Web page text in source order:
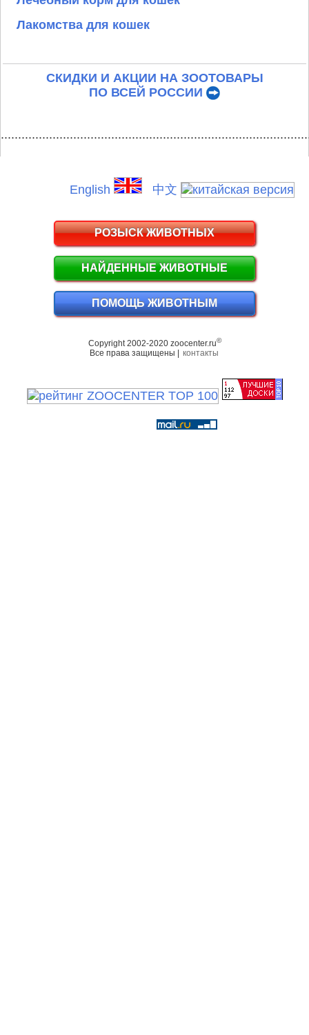
Лакомства для кошек
СКИДКИ И АКЦИИ НА ЗООТОВАРЫ
ПО ВСЕЙ РОССИИ
English 中文
РОЗЫСК ЖИВОТНЫХ
НАЙДЕННЫЕ ЖИВОТНЫЕ
ПОМОЩЬ ЖИВОТНЫМ
Copyright 2002-2020 zoocenter.ru©
Все права защищены | контакты